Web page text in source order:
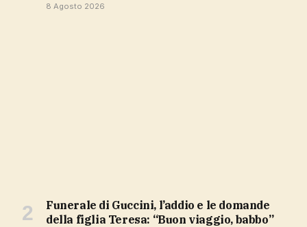
8 Agosto 2026
Funerale di Guccini, l’addio e le domande
della figlia Teresa: “Buon viaggio, babbo”